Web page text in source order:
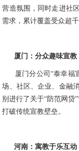
营造氛围，同时走进社
需求，累计覆盖受众超千
厦门：分众趣味宣教
厦门分公司“泰幸福
场、社区、企业、金融
别进行了关于“防范网贷
打破传统宣教壁垒。
河南：寓教于乐互动